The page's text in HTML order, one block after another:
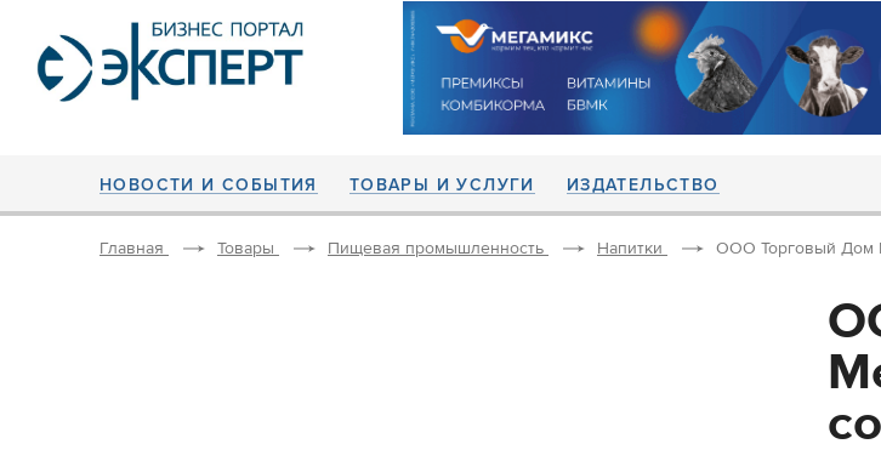
НОВОСТИ И СОБЫТИЯ ТОВАРЫ И УСЛУГИ ИЗДАТЕЛЬСТВО
Главная Товары Пищевая промышленность Напитки ООО Торговый Дом